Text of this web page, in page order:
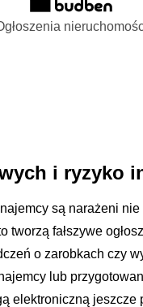
i ryzyko
są narażeni
fałszywe
o zarobkach czy
lub
elektroniczną